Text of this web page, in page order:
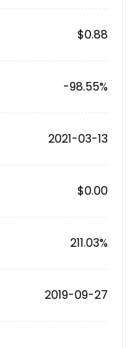
$0.88
-98.55%
2021-03-13
$0.00
211.03%
2019-09-27